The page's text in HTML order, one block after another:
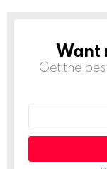
Want
Get the